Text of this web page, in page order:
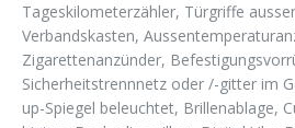
Tageskilometerzähler, Türgriffe
Verbandskasten,
Zigarettenanzünder,
Sicherheitstrennnetz oder /-gitter im
up-Spiegel beleuchtet, Brillenablage,